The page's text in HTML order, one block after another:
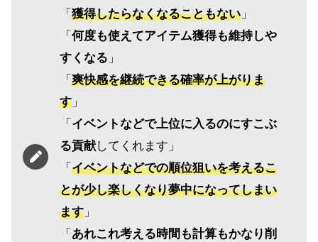
「 獲得したらなくなることもない 」
「 何度も使えてアイテム獲得も維持しや
すくなる 」
「 爽快感を継続できる確率が上がりま
す 」
「 イベントなどで上位に入るのにすこぶ
る貢献してくれます」
「 イベントなどでの順位狙いを考えるこ
とが少し楽しくなり夢中になってしまい
ます 」
「 あれこれ考える時間も計算もかなり削